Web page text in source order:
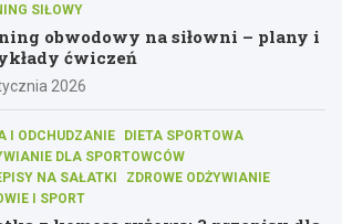
SIŁOWY
obwodowy na siłowni – plany i
ćwiczeń
2026
I ODCHUDZANIE
DIETA SPORTOWA
DLA SPORTOWCÓW
NA SAŁATKI
ZDROWE ODŻYWIANIE
I SPORT